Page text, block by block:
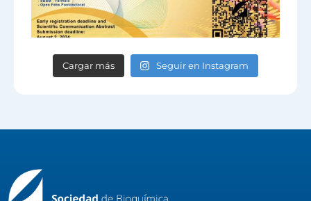
Cargar más Seguir en Instagram